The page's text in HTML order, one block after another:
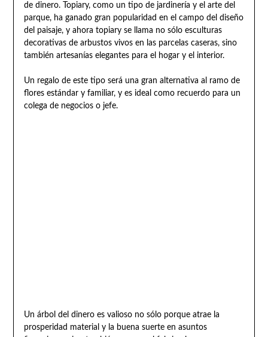
de dinero. Topiary, como un tipo de jardinería y el arte del
parque, ha ganado gran popularidad en el campo del diseño
del paisaje, y ahora topiary se llama no sólo esculturas
decorativas de arbustos vivos en las parcelas caseras, sino
también artesanías elegantes para el hogar y el interior.
Un regalo de este tipo será una gran alternativa al ramo de
flores estándar y familiar, y es ideal como recuerdo para un
colega de negocios o jefe.
Un árbol del dinero es valioso no sólo porque atrae la
prosperidad material y la buena suerte en asuntos